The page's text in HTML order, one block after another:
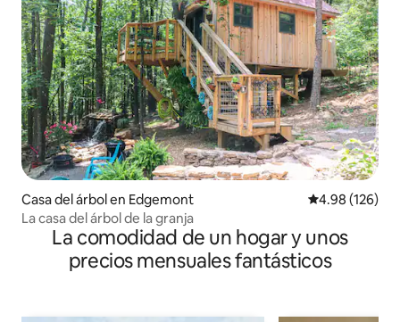
Casa del árbol en Edgemont Calificación
4.98 (126)
La casa del árbol de la granja
La comodidad de un hogar y unos
precios mensuales fantásticos